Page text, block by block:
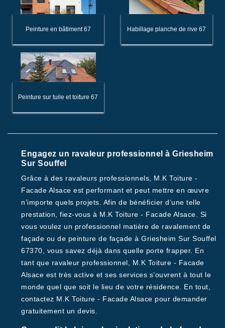
Peinture en bâtiment 67 Habillage planche de rive 67
Peinture sur tuile et toiture 67
Engagez un ravaleur professionnel à Griesheim
Sur Souffel
Grâce à des ravaleurs professionnels, M.K Toiture -
Facade Alsace est performant et peut mettre en œuvre
n’importe quels projets. Afin de bénéficier d’une telle
prestation, fiez-vous à M.K Toiture - Facade Alsace. Si
vous voulez un professionnel matière de ravalement de
façade ou de peinture de façade à Griesheim Sur Souffel
67370, vous savez déjà dans quelle porte frapper. En
tant que ravaleur professionnel, M.K Toiture - Facade
Alsace est très active et ses services s’ouvrent à tout le
monde quel que soit le lieu de votre résidence. En tout,
contactez M.K Toiture - Facade Alsace pour demander
gratuitement un devis.